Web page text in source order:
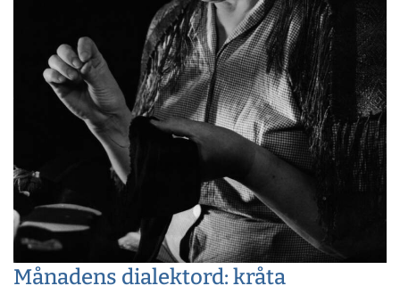
Månadens dialektord: kråta